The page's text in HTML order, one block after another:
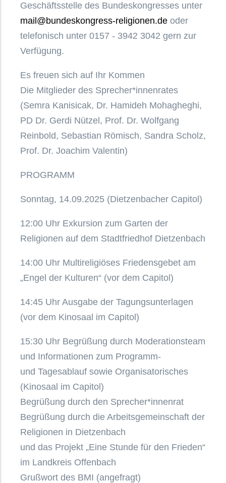
Geschäftsstelle des Bundeskongresses unter
mail@bundeskongress-religionen.de oder
telefonisch unter 0157 - 3942 3042 gern zur
Verfügung.
Es freuen sich auf Ihr Kommen
Die Mitglieder des Sprecher*innenrates
(Semra Kanisicak, Dr. Hamideh Mohagheghi,
PD Dr. Gerdi Nützel, Prof. Dr. Wolfgang
Reinbold, Sebastian Römisch, Sandra Scholz,
Prof. Dr. Joachim Valentin)
PROGRAMM
Sonntag, 14.09.2025 (Dietzenbacher Capitol)
12:00 Uhr Exkursion zum Garten der
Religionen auf dem Stadtfriedhof Dietzenbach
14:00 Uhr Multireligiöses Friedensgebet am
„Engel der Kulturen“ (vor dem Capitol)
14:45 Uhr Ausgabe der Tagungsunterlagen
(vor dem Kinosaal im Capitol)
15:30 Uhr Begrüßung durch Moderationsteam
und Informationen zum Programm-
und Tagesablauf sowie Organisatorisches
(Kinosaal im Capitol)
Begrüßung durch den Sprecher*innenrat
Begrüßung durch die Arbeitsgemeinschaft der
Religionen in Dietzenbach
und das Projekt „Eine Stunde für den Frieden“
im Landkreis Offenbach
Grußwort des BMI (angefragt)